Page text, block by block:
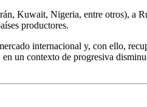
Kuwait, Nigeria, entre otros), a
productores.
internacional y, con ello,
un contexto de progresiva